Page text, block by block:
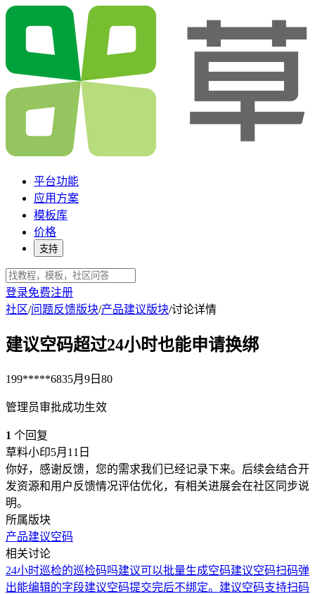
平台功能
应用方案
模板库
价格
支持
登录免费注册
社区/问题反馈版块/产品建议版块/讨论详情
建议空码超过24小时也能申请换绑
199*****6835月9日 80
管理员审批成功生效
1 个回复
草料小印5月11日
你好，感谢反馈，您的需求我们已经记录下来。后续会结合开
发资源和用户反馈情况评估优化，有相关进展会在社区同步说
明。
所属版块
产品建议空码
相关讨论
24小时巡检的巡检码吗建议可以批量生成空码建议空码扫码弹
出能编辑的字段建议空码提交完后不绑定。 建议空码支持扫码